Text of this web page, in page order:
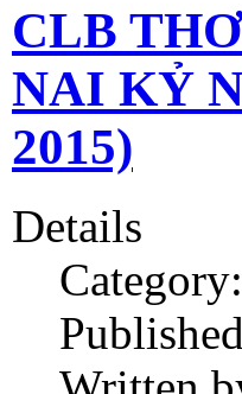
CLB
NAI KỶ
2015)
Details
Category: